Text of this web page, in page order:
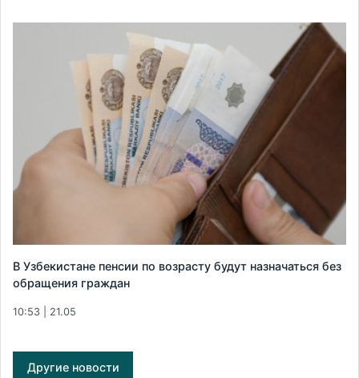
В Узбекистане пенсии по возрасту будут назначаться без
обращения граждан
10:53 | 21.05
Другие новости